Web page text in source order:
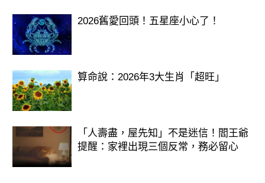
2026舊愛回頭！五星座小心了！
算命說：2026年3大生肖「超旺」
「人壽盡，屋先知」不是迷信！閻王爺
提醒：家裡出現三個反常，務必留心